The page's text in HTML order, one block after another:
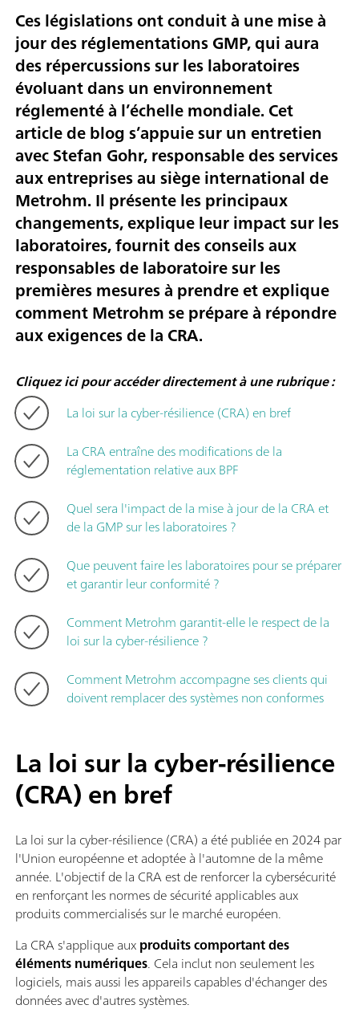
Ces législations ont conduit à une mise à
jour des réglementations GMP, qui aura
des répercussions sur les laboratoires
évoluant dans un environnement
réglementé à l’échelle mondiale. Cet
article de blog s’appuie sur un entretien
avec Stefan Gohr, responsable des services
aux entreprises au siège international de
Metrohm. Il présente les principaux
changements, explique leur impact sur les
laboratoires, fournit des conseils aux
responsables de laboratoire sur les
premières mesures à prendre et explique
comment Metrohm se prépare à répondre
aux exigences de la CRA.
Cliquez ici pour accéder directement à une rubrique :
La loi sur la cyber-résilience (CRA) en bref
La CRA entraîne des modifications de la
réglementation relative aux BPF
Quel sera l'impact de la mise à jour de la CRA et
de la GMP sur les laboratoires ?
Que peuvent faire les laboratoires pour se préparer
et garantir leur conformité ?
Comment Metrohm garantit-elle le respect de la
loi sur la cyber-résilience ?
Comment Metrohm accompagne ses clients qui
doivent remplacer des systèmes non conformes
La loi sur la cyber-résilience
(CRA) en bref
La loi sur la cyber-résilience (CRA) a été publiée en 2024 par
l'Union européenne et adoptée à l'automne de la même
année. L'objectif de la CRA est de renforcer la cybersécurité
en renforçant les normes de sécurité applicables aux
produits commercialisés sur le marché européen.
La CRA s'applique auxproduits comportant des
éléments numériques. Cela inclut non seulement les
logiciels, mais aussi les appareils capables d'échanger des
données avec d'autres systèmes.